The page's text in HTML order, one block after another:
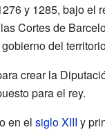
y 1285, bajo el
Cortes de
del
crear la
para el rey.
en el siglo XIII y